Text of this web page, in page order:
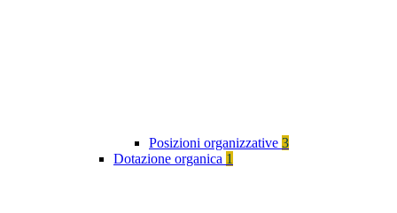
Posizioni organizzative 3
Dotazione organica 1